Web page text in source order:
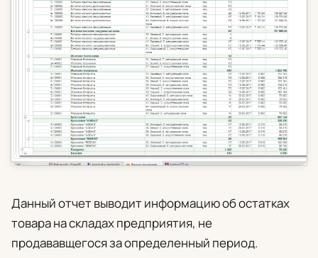
Данный отчет выводит информацию об остатках
товара на складах предприятия, не
продававщегося за определенный период.